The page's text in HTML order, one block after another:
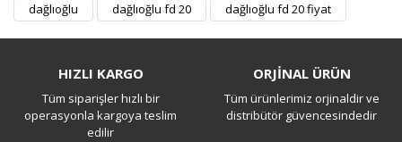
Dağlı oğlu fd20
Ustam tüfek nasınl bende alacağimda
Musa Ulusoy | 01/06/2024
dağlıoğlu
dağlıoğlu fd 20 dağlıoğlu fd 20 fiyat
HIZLI KARGO
Tüm siparişler hızlı bir
operasyonla kargoya teslim
edilir
ORJİNAL ÜRÜN
Tüm ürünlerimiz orjinaldir ve
distribütör güvencesindedir